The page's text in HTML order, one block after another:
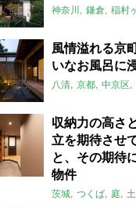
神奈川 鎌倉 稲村
風情溢れる京
いなお風呂に
八清 京都 中京区
収納力の高さ
立を期待させ
と、その期待
物件
茨城 つくば 庭